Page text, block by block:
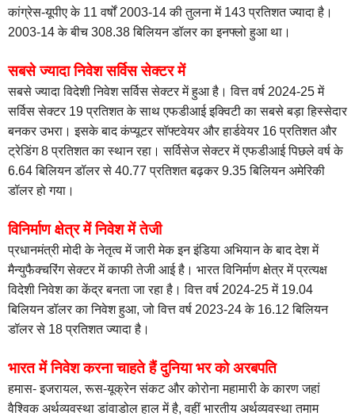
कांग्रेस-यूपीए के 11 वर्षों 2003-14 की तुलना में 143 प्रतिशत ज्यादा है।
2003-14 के बीच 308.38 बिलियन डॉलर का इनफ्लो हुआ था।
सबसे ज्यादा निवेश सर्विस सेक्टर में
सबसे ज्यादा विदेशी निवेश सर्विस सेक्टर में हुआ है। वित्त वर्ष 2024-25 में
सर्विस सेक्टर 19 प्रतिशत के साथ एफडीआई इक्विटी का सबसे बड़ा हिस्सेदार
बनकर उभरा। इसके बाद कंप्यूटर सॉफ्टवेयर और हार्डवेयर 16 प्रतिशत और
ट्रेडिंग 8 प्रतिशत का स्थान रहा। सर्विसेज सेक्टर में एफडीआई पिछले वर्ष के
6.64 बिलियन डॉलर से 40.77 प्रतिशत बढ़कर 9.35 बिलियन अमेरिकी
डॉलर हो गया।
विनिर्माण क्षेत्र में निवेश में तेजी
प्रधानमंत्री मोदी के नेतृत्व में जारी मेक इन इंडिया अभियान के बाद देश में
मैन्युफैक्चरिंग सेक्टर में काफी तेजी आई है। भारत विनिर्माण क्षेत्र में प्रत्यक्ष
विदेशी निवेश का केंद्र बनता जा रहा है। वित्त वर्ष 2024-25 में 19.04
बिलियन डॉलर का निवेश हुआ, जो वित्त वर्ष 2023-24 के 16.12 बिलियन
डॉलर से 18 प्रतिशत ज्यादा है।
भारत में निवेश करना चाहते हैं दुनिया भर को अरबपति
हमास- इजरायल, रूस-यूक्रेन संकट और कोरोना महामारी के कारण जहां
वैश्विक अर्थव्यवस्था डांवाडोल हाल में है, वहीं भारतीय अर्थव्यवस्था तमाम